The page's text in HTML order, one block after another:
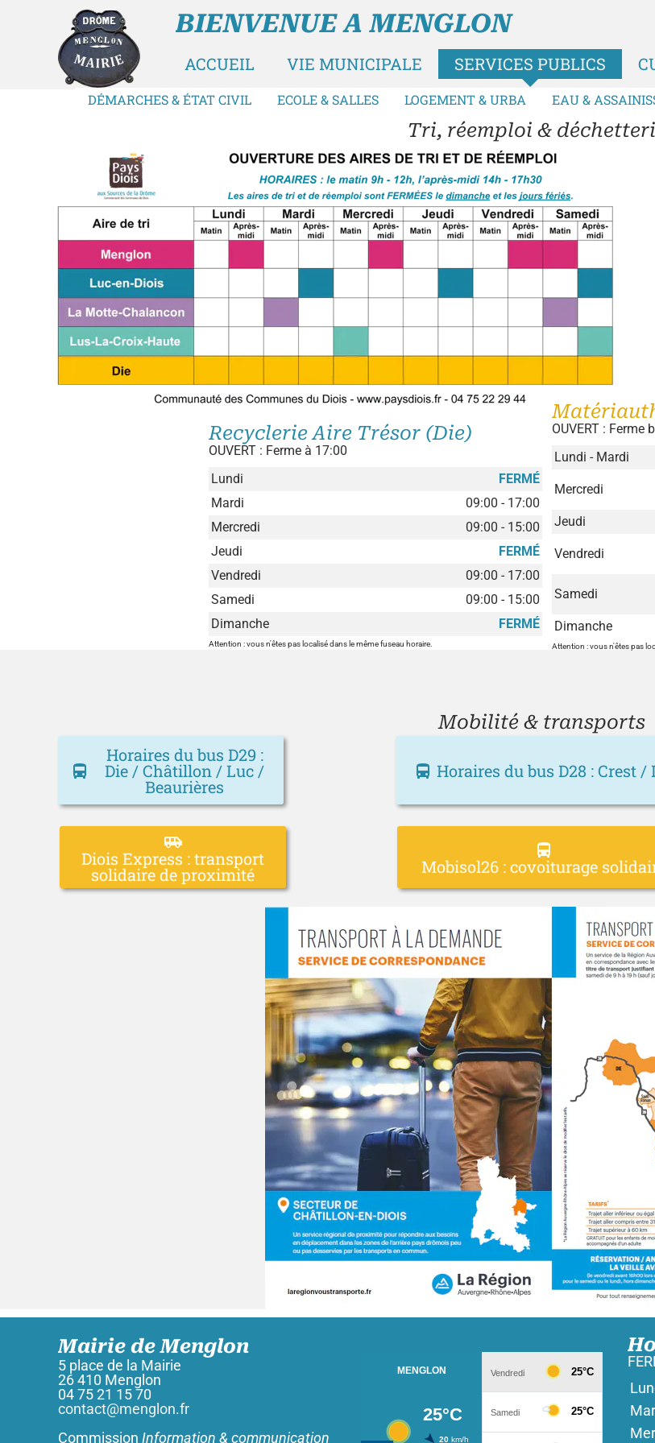
Mairie de Menglon
5 place de la Mairie
26 410 Menglon
04 75 21 15 70
contact@menglon.fr
Commission Information & communication
DÉMARCHES & ÉTAT CIVIL ECOLE & SALLES LOGEMENT & URBA EAU &
ACCUEIL VIE MUNICIPALE SERVICES PUBLICS
BIENVENUE A MENGLON
Tri, réemploi &
OUVERT : Ferme
Lundi - Mardi
Mercredi
Jeudi
Vendredi
Samedi
Dimanche
Attention : vous n'êtes pas
Recyclerie Aire Trésor (Die)
OUVERT : Ferme à 17:00
Lundi
FERMÉ
Mardi
09:00 - 17:00
Mercredi
09:00 - 15:00
Jeudi
FERMÉ
Vendredi
09:00 - 17:00
Samedi
09:00 - 15:00
Dimanche
FERMÉ
Attention : vous n'êtes pas localisé dans le même fuseau horaire.
Mobilité & transports
directions_bus Horaires du bus D28 : Crest /
directions_bus
Horaires du bus D29 :
Die / Châtillon / Luc /
Beaurières
airport_shuttle
Diois Express : transport
solidaire de proximité
directions_bus
Mobisol26 : covoiturage